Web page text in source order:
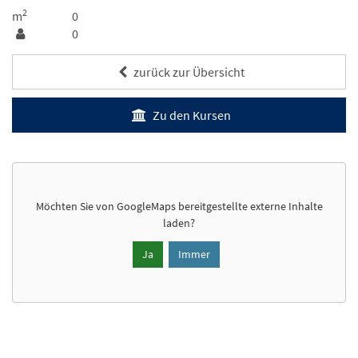
m2
0
0
zurück zur Übersicht
Zu den Kursen
Möchten Sie von GoogleMapsbereitgestellte externe Inhalte
laden?
Ja Immer